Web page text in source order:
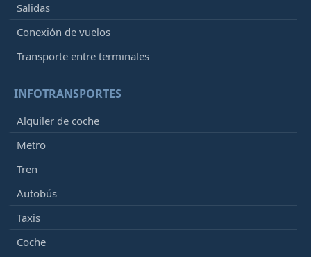
Salidas
Conexión de vuelos
Transporte entre terminales
INFOTRANSPORTES
Alquiler de coche
Metro
Tren
Autobús
Taxis
Coche